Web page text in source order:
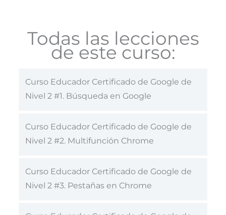
Todas las lecciones
de este curso:
Curso Educador Certificado de Google de
Nivel 2 #1. Búsqueda en Google
Curso Educador Certificado de Google de
Nivel 2 #2. Multifunción Chrome
Curso Educador Certificado de Google de
Nivel 2 #3. Pestañas en Chrome